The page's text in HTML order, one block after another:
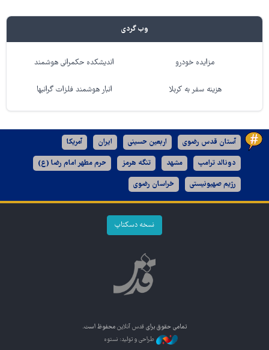
وب گردی
مزایده خودرو اندیشکده حکمرانی هوشمند
هزینه سفر به کربلا انبار هوشمند فلزات گرانبها
آستان قدس رضوی اربعین حسینی ایران آمریکا
دونالد ترامپ مشهد تنگه هرمز حرم مطهر امام رضا (ع)
رژیم صهیونیستی خراسان رضوی
نسخه دسکتاپ
تمامی حقوق برای قدس آنلاین محفوظ است.
طراحی و تولید: نستوه